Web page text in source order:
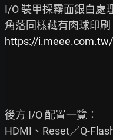
I/O 裝甲採霧面銀白處
https://
後方 I/O 配置一覽：
HDMI、Reset／Q-